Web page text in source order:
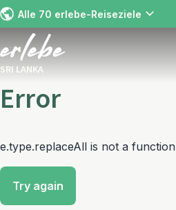
Alle 70 erlebe-Reiseziele
SRI LANKA
Error
e.type.replaceAll is not a function
Try again